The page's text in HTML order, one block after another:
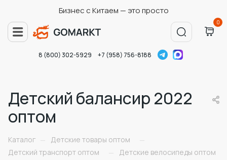
Бизнес с Китаем — это просто
0
8 (800) 302-5929 +7 (958) 756-8188
Детский балансир 2022
оптом
Каталог — Детские товары оптом
—
Детский транспорт оптом
—
Детские велосипеды оптом